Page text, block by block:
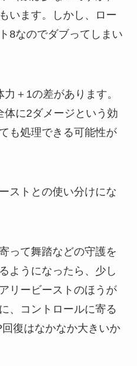
います。しかし、ロー
8なのでダブってしまい
＋1の差があります。
体に2ダメージという効
も処理できる可能性が
ストとの使い分けにな
って舞踏などの守護を
ようになったら、少し
リービーストのほうが
、コントロールに寄る
復はなかなか大きいか